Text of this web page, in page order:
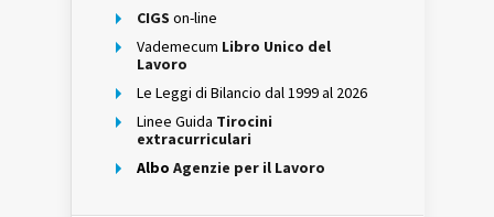
CIGS on-line
Vademecum Libro Unico del
Lavoro
Le Leggi di Bilancio dal 1999 al 2026
Linee Guida Tirocini
extracurriculari
Albo Agenzie per il Lavoro